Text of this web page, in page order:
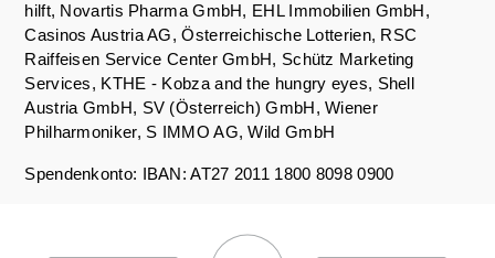
hilft, Novartis Pharma GmbH, EHL Immobilien GmbH,
Casinos Austria AG, Österreichische Lotterien, RSC
Raiffeisen Service Center GmbH, Schütz Marketing
Services, KTHE - Kobza and the hungry eyes, Shell
Austria GmbH, SV (Österreich) GmbH, Wiener
Philharmoniker, S IMMO AG, Wild GmbH
Spendenkonto: IBAN: AT27 2011 1800 8098 0900